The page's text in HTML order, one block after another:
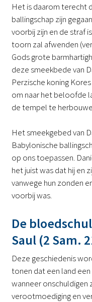
Het is daarom terecht
ballingschap zijn
voorbij zijn en de straf
toorn zal afwenden
Gods grote
deze smeekbede van
Perzische koning
om naar het beloofde
de tempel te
Het smeekgebed van
Babylonische
op ons toepassen.
het juist was dat hij en
vanwege hun zonden
voorbij was.
De
Saul (2 Sam.
Deze geschiedenis
tonen dat een land
wanneer onschuldigen
verootmoediging en